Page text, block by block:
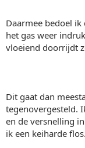
Daarmee bedoel
het gas weer
vloeiend doorrijdt
Dit gaat dan
tegenovergesteld.
en de versnelling
ik een keiharde